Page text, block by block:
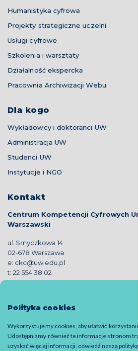
Humanistyka cyfrowa
Projekty strategiczne uczelni
Usługi cyfrowe
Szkolenia i warsztaty
Działalność ekspercka
Pracownia Archiwizacji Webu
Dla kogo
Wykładowcy i doktoranci UW
Administracja UW
Studenci UW
Instytucje i NGO
Kontakt
Centrum Kompetencji Cyfrowych
Warszawski
ul. Smyczkowa 14
02-678 Warszawa
e: ckc@uw.edu.pl
t:22 554 38 02
© 2019 CKC - all rights reserved
Polityka prywatności
Polityka cookies
Wykorzystujemy cookies, aby ułatwić
Udostępniamy również te informacje stronom
uzyskać więcej informacji, odwiedź naszą